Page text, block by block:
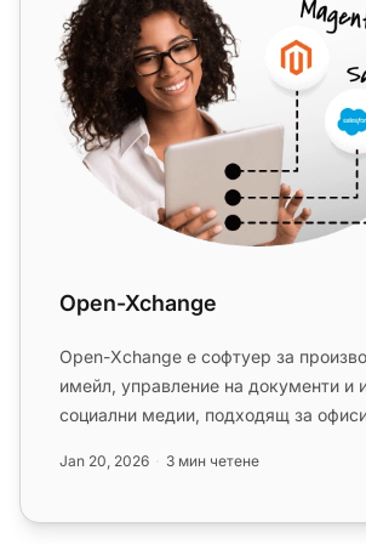
Open-Xchange
Open-Xchange е софтуер за
имейл, управление на документи и
социални медии, подходящ за
Jan 20, 2026 3 мин четене